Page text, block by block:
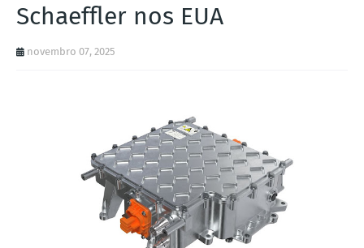
Schaeffler nos EUA
novembro 07, 2025